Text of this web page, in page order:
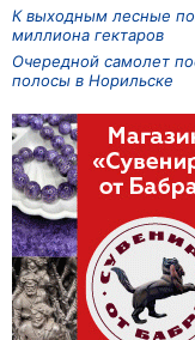
К выходным лесные
миллиона гектаров
Очередной самолет
полосы в Норильске